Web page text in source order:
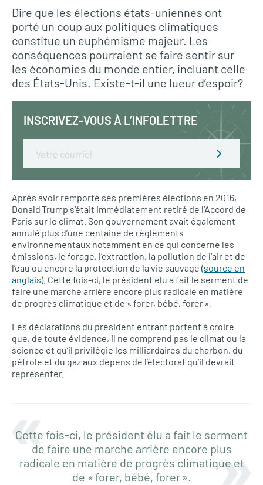
Dire que les élections états-uniennes ont
porté un coup aux politiques climatiques
constitue un euphémisme majeur. Les
conséquences pourraient se faire sentir sur
les économies du monde entier, incluant celle
des États-Unis. Existe-t-il une lueur d’espoir?
INSCRIVEZ-VOUS À L’INFOLETTRE
Après avoir remporté ses premières élections en 2016,
Donald Trump s’était immédiatement retiré de l’Accord de
Paris sur le climat. Son gouvernement avait également
annulé plus d’une centaine de règlements
environnementaux notamment en ce qui concerne les
émissions, le forage, l’extraction, la pollution de l’air et de
l’eau ou encore la protection de la vie sauvage (source en
anglais). Cette fois-ci, le président élu a fait le serment de
faire une marche arrière encore plus radicale en matière
de progrès climatique et de « forer, bébé, forer ».
Les déclarations du président entrant portent à croire
que, de toute évidence, il ne comprend pas le climat ou la
science et qu’il privilégie les milliardaires du charbon, du
pétrole et du gaz aux dépens de l’électorat qu’il devrait
représenter.
Cette fois-ci, le président élu a fait le serment
de faire une marche arrière encore plus
radicale en matière de progrès climatique et
de « forer, bébé, forer ».